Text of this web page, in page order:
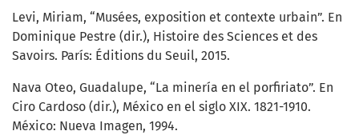
Levi, Miriam, “Musées, exposition et contexte urbain”. En
Dominique Pestre (dir.), Histoire des Sciences et des
Savoirs. París: Éditions du Seuil, 2015.
Nava Oteo, Guadalupe, “La minería en el porfiriato”. En
Ciro Cardoso (dir.), México en el siglo XIX. 1821-1910.
México: Nueva Imagen, 1994.